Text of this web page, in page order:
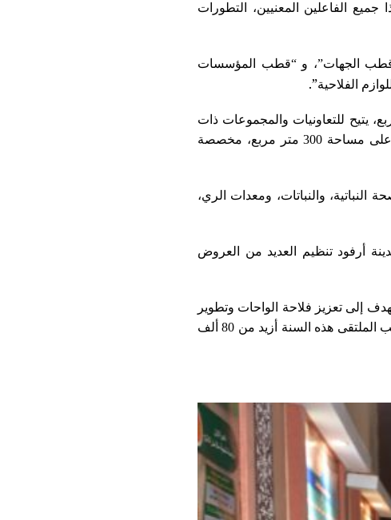
جميع الفاعلين المعنيين، التطورات
شكل أقطاب، تشمل “قطب الجهات”، و “قطب المؤسسات
الفلاحية”.
الذي يمثل أحد أهم مكونات المعرض، فضاء تبلغ مساحته 3000 متر مربع، يتيح للتعاونيات والمجموعات ذات
النفع الاقتصادي، تسويق وتثمين منتوجاتهم من التمور، فيما يمتد “قطب المنتوجات المجالية” على مساحة 300 متر مربع، مخصصة
والنباتات، ومعدات الري،
أرفود تنظيم العديد من العروض
إلى تعزيز فلاحة الواحات وتطوير
الشراكات بين الفاعلين المعنيين وخلق دينامية اقتصادية على مستوى الإقليم. ويتوقع أن يستقطب الملتقى هذه السنة أزيد من 80 ألف